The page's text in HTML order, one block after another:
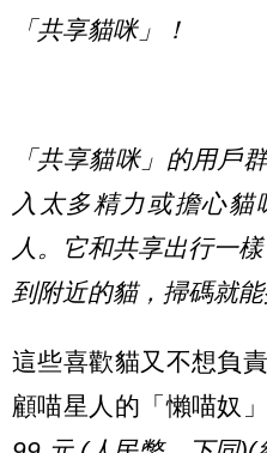
「共享貓咪」！
「共享貓咪」的用戶
入太多精力或擔心
人。它和共享出行一
到附近的貓，掃碼就能
這些喜歡貓又不想負
顧喵星人的「懶喵奴」